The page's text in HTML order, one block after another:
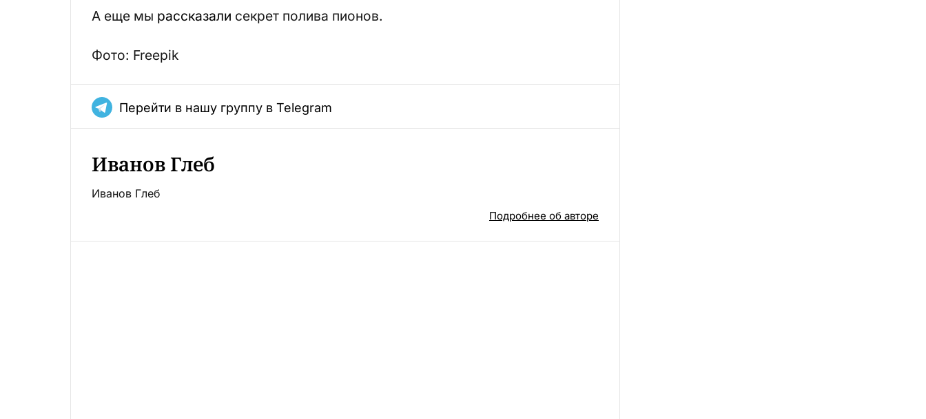
А еще мы рассказали секрет полива пионов.
Фото: Freepik
Перейти в нашу группу в Telegram
Иванов Глеб
Иванов Глеб
Подробнее об авторе